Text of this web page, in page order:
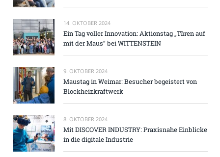
14. OKTOBER 2024
Ein Tag voller Innovation: Aktionstag „Türen auf
mit der Maus“ bei WITTENSTEIN
9. OKTOBER 2024
Maustag in Weimar: Besucher begeistert von
Blockheizkraftwerk
8. OKTOBER 2024
Mit DISCOVER INDUSTRY: Praxisnahe Einblicke
in die digitale Industrie